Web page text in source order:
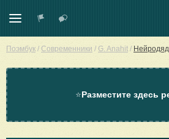
Поэмбук / Современники / G. Anahit /
⭐Разместите здесь